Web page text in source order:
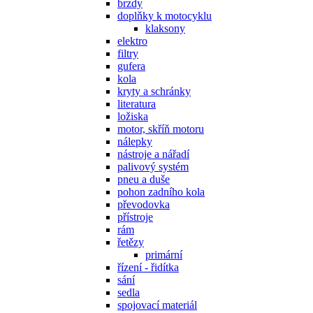
brzdy
doplňky k motocyklu
klaksony
elektro
filtry
gufera
kola
kryty a schránky
literatura
ložiska
motor, skříň motoru
nálepky
nástroje a nářadí
palivový systém
pneu a duše
pohon zadního kola
převodovka
přístroje
rám
řetězy
primární
řízení - řidítka
sání
sedla
spojovací materiál